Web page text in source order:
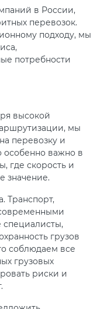
в России,
перевозок.
подходу, мы
потребности
высокой
мы
перевозку и
особенно важно в
где скорость и
значение.
Транспорт,
специалисты,
грузов
соблюдаем все
грузовых
риски и